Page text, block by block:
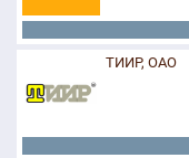
ТИИР, ОАО